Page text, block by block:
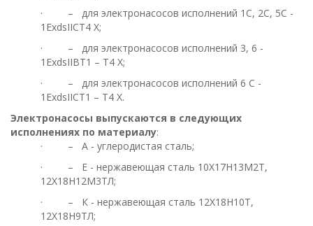
· – для электронасосов исполнений 1С, 2С, 5С -
1ЕхdsIIСТ4 Х;
· – для электронасосов исполнений 3, 6 -
1ЕхdsIIВТ1 – Т4 Х;
· – для электронасосов исполнений 6 С -
1ЕхdsIIСТ1 – Т4 Х.
Электронасосы выпускаются в следующих
исполнениях по материалу:
· – А - углеродистая сталь;
· – Е - нержавеющая сталь 10Х17Н13М2Т,
12Х18Н12М3ТЛ;
· – К - нержавеющая сталь 12Х18Н10Т,
12Х18Н9ТЛ;